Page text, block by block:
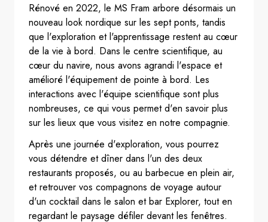
Rénové en 2022, le MS Fram arbore désormais un
nouveau look nordique sur les sept ponts, tandis
que l'exploration et l'apprentissage restent au cœur
de la vie à bord. Dans le centre scientifique, au
cœur du navire, nous avons agrandi l'espace et
amélioré l'équipement de pointe à bord. Les
interactions avec l'équipe scientifique sont plus
nombreuses, ce qui vous permet d'en savoir plus
sur les lieux que vous visitez en notre compagnie.
Après une journée d'exploration, vous pourrez
vous détendre et dîner dans l'un des deux
restaurants proposés, ou au barbecue en plein air,
et retrouver vos compagnons de voyage autour
d'un cocktail dans le salon et bar Explorer, tout en
regardant le paysage défiler devant les fenêtres.